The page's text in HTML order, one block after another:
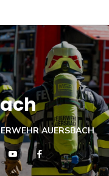
AUERSBACH